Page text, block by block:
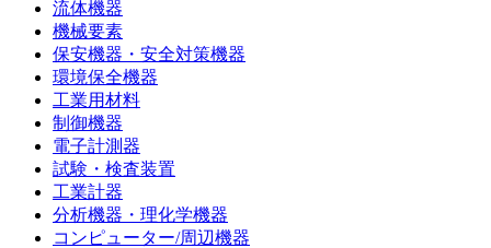
流体機器
機械要素
保安機器・安全対策機器
環境保全機器
工業用材料
制御機器
電子計測器
試験・検査装置
工業計器
分析機器・理化学機器
コンピューター/周辺機器